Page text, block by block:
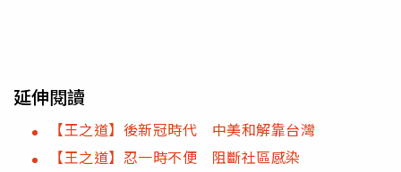
延伸閱讀
【王之道】後新冠時代 中美和解靠台灣
【王之道】忍一時不便 阻斷社區感染